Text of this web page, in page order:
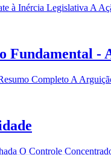
à Inércia Legislativa A
Fundamental -
Completo A
O Controle